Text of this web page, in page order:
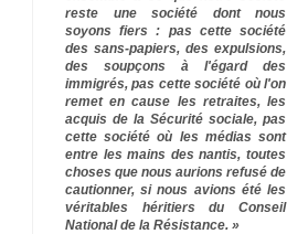
reste une société dont nous
soyons fiers : pas cette société
des sans-papiers, des expulsions,
des soupçons à l'égard des
immigrés, pas cette société où l'on
remet en cause les retraites, les
acquis de la Sécurité sociale, pas
cette société où les médias sont
entre les mains des nantis, toutes
choses que nous aurions refusé de
cautionner, si nous avions été les
véritables héritiers du Conseil
National de la Résistance. »